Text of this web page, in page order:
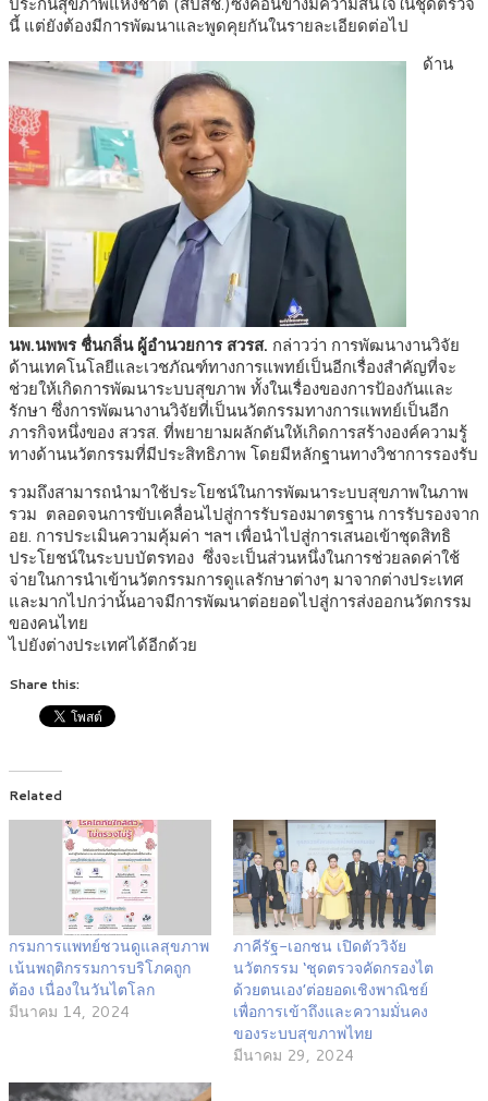
นี้ แต่ยังต้องมีการพัฒนาและพูดคุยกันในรายละเอียดต่อไป
ด้าน
นพ.นพพร ชื่นกลิ่น ผู้อำนวยการ สวรส. กล่าวว่า การพัฒนางานวิจัย
ด้านเทคโนโลยีและเวชภัณฑ์ทางการแพทย์เป็นอีกเรื่องสำคัญที่จะ
ช่วยให้เกิดการพัฒนาระบบสุขภาพ ทั้งในเรื่องของการป้องกันและ
รักษา ซึ่งการพัฒนางานวิจัยที่เป็นนวัตกรรมทางการแพทย์เป็นอีก
ภารกิจหนึ่งของ สวรส. ที่พยายามผลักดันให้เกิดการสร้างองค์ความรู้
ทางด้านนวัตกรรมที่มีประสิทธิภาพ โดยมีหลักฐานทางวิชาการรองรับ
รวมถึงสามารถนำมาใช้ประโยชน์ในการพัฒนาระบบสุขภาพในภาพ
รวม ตลอดจนการขับเคลื่อนไปสู่การรับรองมาตรฐาน การรับรองจาก
อย. การประเมินความคุ้มค่า ฯลฯ เพื่อนำไปสู่การเสนอเข้าชุดสิทธิ
ประโยชน์ในระบบบัตรทอง ซึ่งจะเป็นส่วนหนึ่งในการช่วยลดค่าใช้
จ่ายในการนำเข้านวัตกรรมการดูแลรักษาต่างๆ มาจากต่างประเทศ
และมากไปกว่านั้นอาจมีการพัฒนาต่อยอดไปสู่การส่งออกนวัตกรรม
ของคนไทย
ไปยังต่างประเทศได้อีกด้วย
Share this:
Related
กรมการแพทย์ชวนดูแลสุขภาพ
เน้นพฤติกรรมการบริโภคถูก
ต้อง เนื่องในวันไตโลก
มีนาคม 14, 2024
ภาคีรัฐ-เอกชน เปิดตัววิจัย
นวัตกรรม ‘ชุดตรวจคัดกรองไต
ด้วยตนเอง’ต่อยอดเชิงพาณิชย์
เพื่อการเข้าถึงและความมั่นคง
ของระบบสุขภาพไทย
มีนาคม 29, 2024